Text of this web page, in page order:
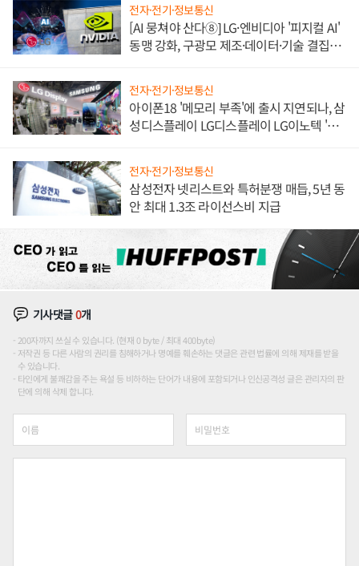
전자·전기·정보통신
[AI 뭉쳐야 산다⑧] LG·엔비디아 '피지컬 AI'
동맹 강화, 구광모 제조·데이터·기술 결집
전자·전기·정보통신
아이폰18 '메모리 부족'에 출시 지연되나, 삼
성디스플레이 LG디스플레이 LG이노텍 '탈
전자·전기·정보통신
삼성전자 넷리스트와 특허분쟁 매듭, 5년 동
안 최대 1.3조 라이선스비 지급
기사댓글0개
200자까지 쓰실 수 있습니다. (현재 0 byte / 최대 400byte)
저작권 등 다른 사람의 권리를 침해하거나 명예를 훼손하는 댓글은 관련 법률에 의해 제재를 받을
수 있습니다.
타인에게 불쾌감을 주는 욕설 등 비하하는 단어가 내용에 포함되거나 인신공격성 글은 관리자의 판
단에 의해 삭제 합니다.